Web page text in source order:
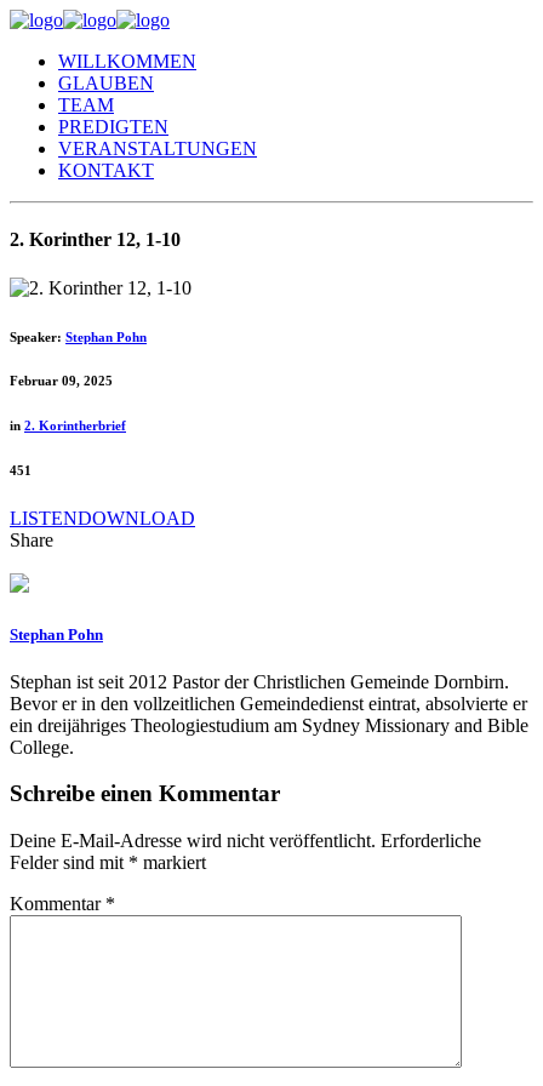
WILLKOMMEN
GLAUBEN
TEAM
PREDIGTEN
VERANSTALTUNGEN
KONTAKT
2. Korinther 12, 1-10
Speaker: Stephan Pohn
Februar 09, 2025
in 2. Korintherbrief
451
LISTENDOWNLOAD
Share
Stephan Pohn
Stephan ist seit 2012 Pastor der Christlichen Gemeinde Dornbirn.
Bevor er in den vollzeitlichen Gemeindedienst eintrat, absolvierte er
ein dreijähriges Theologiestudium am Sydney Missionary and Bible
College.
Schreibe einen Kommentar
Deine E-Mail-Adresse wird nicht veröffentlicht. Erforderliche
Felder sind mit * markiert
Kommentar *